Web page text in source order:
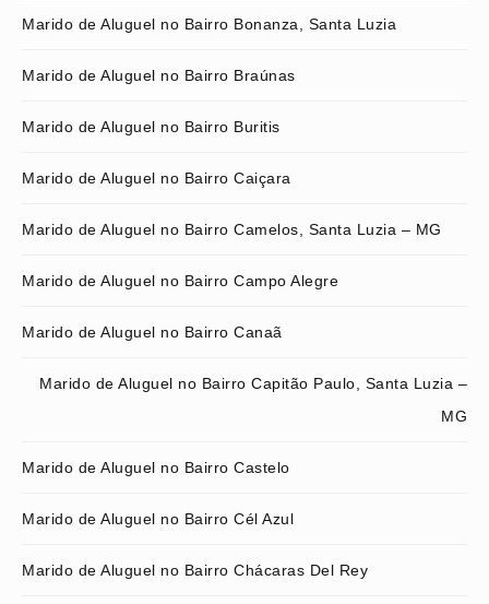
Marido de Aluguel no Bairro Bonanza, Santa Luzia
Marido de Aluguel no Bairro Braúnas
Marido de Aluguel no Bairro Buritis
Marido de Aluguel no Bairro Caiçara
Marido de Aluguel no Bairro Camelos, Santa Luzia – MG
Marido de Aluguel no Bairro Campo Alegre
Marido de Aluguel no Bairro Canaã
Marido de Aluguel no Bairro Capitão Paulo, Santa Luzia –
MG
Marido de Aluguel no Bairro Castelo
Marido de Aluguel no Bairro Cél Azul
Marido de Aluguel no Bairro Chácaras Del Rey